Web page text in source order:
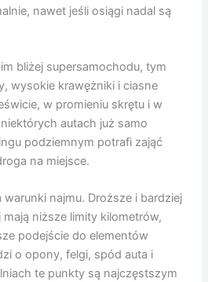
nawet jeśli osiągi nadal są
bliżej supersamochodu, tym
wysokie krawężniki i ciasne
w promieniu skrętu i w
autach już samo
podziemnym potrafi zająć
na miejsce.
warunki najmu. Droższe i bardziej
mają niższe limity kilometrów,
podejście do elementów
o opony, felgi, spód auta i
te punkty są najczęstszym